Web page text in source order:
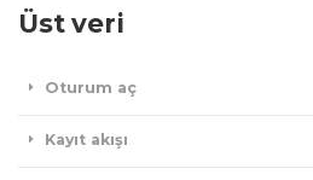
Üst veri
Oturum aç
Kayıt akışı